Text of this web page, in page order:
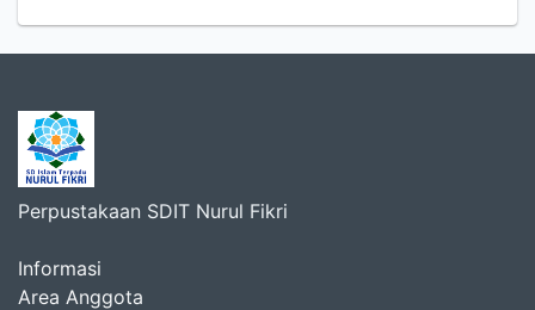
Perpustakaan SDIT Nurul Fikri
Informasi
Area Anggota